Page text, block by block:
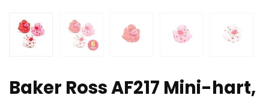
Baker Ross AF217 Mini-hart,